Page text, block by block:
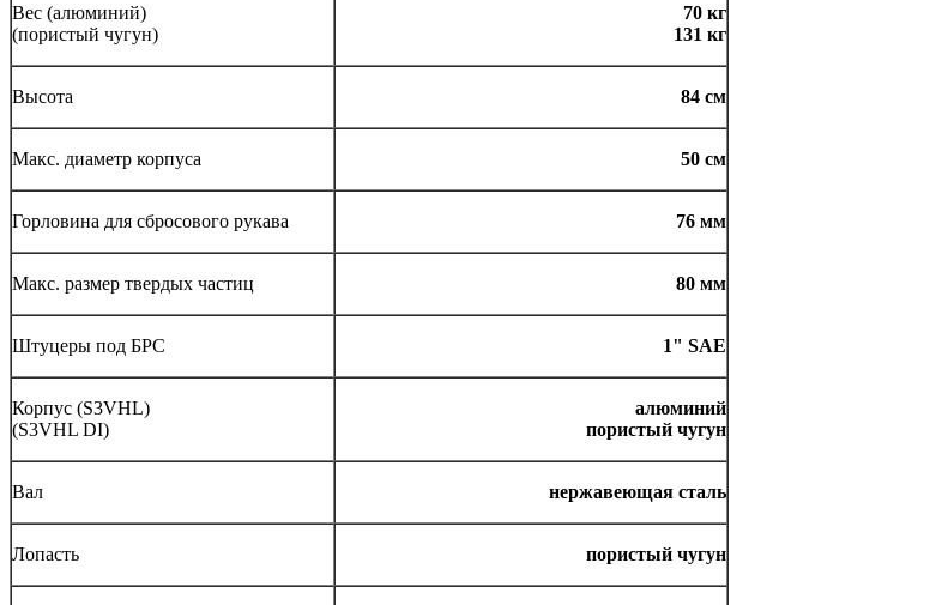
Вес (алюминий)
(пористый чугун)
70 кг
131 кг
Высота 84 см
Макс. диаметр корпуса 50 см
Горловина для сбросового рукава 76 мм
Макс. размер твердых частиц 80 мм
Штуцеры под БРС 1" SAE
Корпус (S3VHL)
(S3VHL DI)
алюминий
пористый чугун
Вал нержавеющая сталь
Лопасть пористый чугун